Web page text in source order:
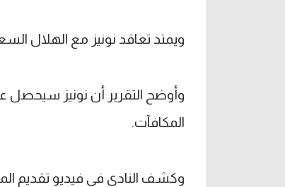
ويمتد تعاقد نونيز مع الهلال السعودي لمدة 3
المكافآت.
وكشف النادي في فيديو تقديم